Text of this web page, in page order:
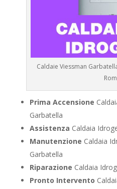
Caldaie Viessman
Prima Accensione
Garbatella
Assistenza Caldaia
Manutenzione Caldaia
Garbatella
Riparazione Caldaia
Pronto Intervento